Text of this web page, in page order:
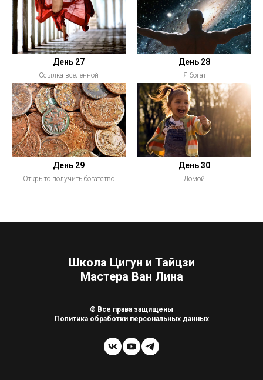
День 27
Ссылка вселенной
День 28
Я богат
День 29
Открыто получить богатство
День 30
Домой
Школа Цигун и Тайцзи
Мастера Ван Лина
© Все права защищены
Политика обработки персональных данных